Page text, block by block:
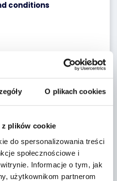
O plikach cookies
plików cookie
do spersonalizowania treści
społecznościowe i
Informacje o tym, jak
użytkownikom partnerom
conditions